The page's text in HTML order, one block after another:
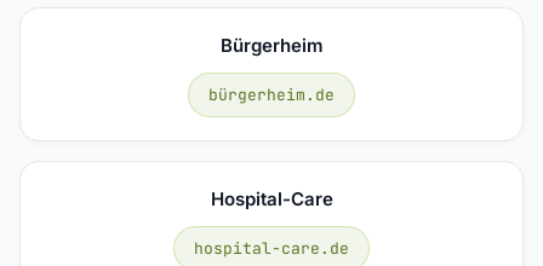
Bürgerheim
bürgerheim.de
Hospital-Care
hospital-care.de